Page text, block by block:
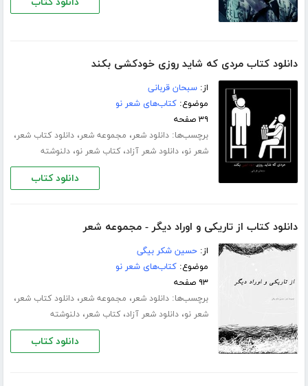
دانلود کتاب
دانلود کتاب مردی که شاید روزی خودکشی بکند
از:سبحان قربانی
موضوع:کتاب‌های شعر نو
۳۹ صفحه
برچسب‌ها:دانلود شعر، مجموعه شعر،دانلود کتاب شعر،
شعر نو،دانلود شعر آزاد،کتاب شعر نو،دلنوشته
دانلود کتاب
دانلود کتاب از تاریکی و اوراد دیگر - مجموعه شعر
از:حسین شکر بیگی
موضوع:کتاب‌های شعر نو
۹۳ صفحه
برچسب‌ها:دانلود شعر، مجموعه شعر،دانلود کتاب شعر،
شعر نو،دانلود شعر آزاد،کتاب شعر،دلنوشته
دانلود کتاب